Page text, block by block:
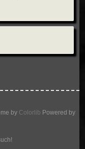
by Colorlib Powered by